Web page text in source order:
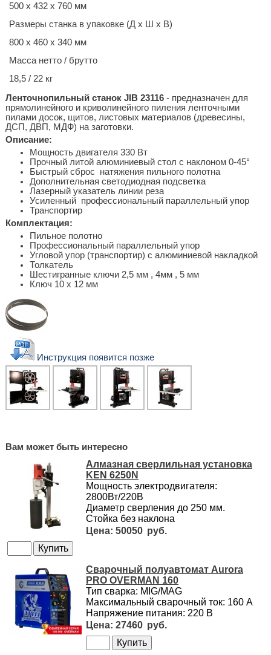
500 x 432 x 760 мм
Размеры станка в упаковке (Д х Ш х В)
800 x 460 x 340 мм
Масса нетто / брутто
18,5 / 22 кг
Ленточнопильный станок JIB 23116- предназначен для
прямолинейного и криволинейного пиления ленточными
пилами досок, щитов, листовых материалов (древесины,
ДСП, ДВП, МДФ) на заготовки.
Описание:
Мощность двигателя 330 Вт
Прочный литой алюминиевый стол с наклоном 0-45°
Быстрый сброс натяжения пильного полотна
Дополнительная светодиодная подсветка
Лазерный указатель линии реза
Усиленный профессиональный параллельный упор
Транспортир
Комплектация:
Пильное полотно
Профессиональный параллельный упор
Угловой упор (транспортир) с алюминиевой накладкой
Толкатель
Шестигранные ключи 2,5 мм , 4мм , 5 мм
Ключ 10 x 12 мм
Инструкция появится позже
Вам может быть интересно
Алмазная сверлильная установка
KEN 6250N
Мощность электродвигателя:
2800Вт/220В
Диаметр сверления до 250 мм.
Стойка без наклона
50050
Сварочный полуавтомат Aurora
PRO OVERMAN 160
Тип сварка: MIG/MAG
Максимальный сварочный ток: 160 А
Напряжение питания: 220 В
27460